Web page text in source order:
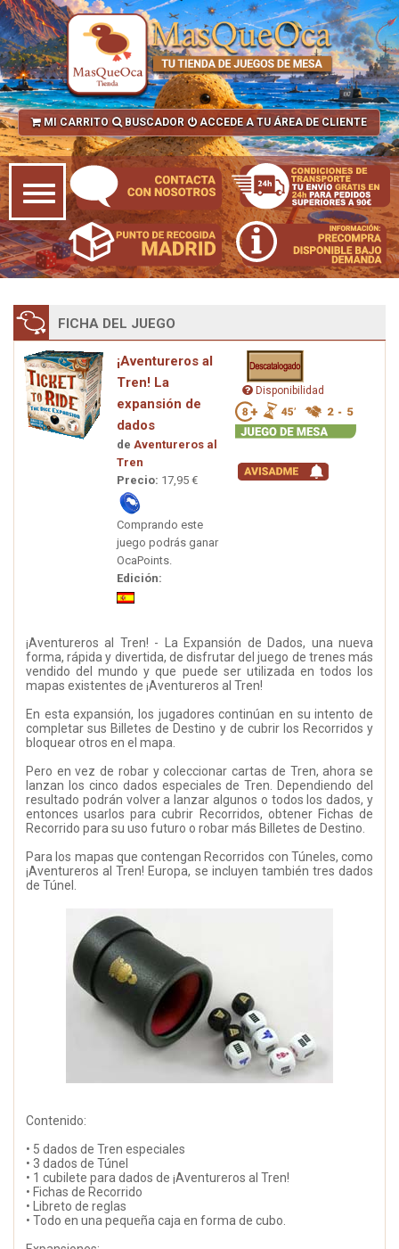
MI CARRITO BUSCADOR ACCEDE A TU ÁREA DE CLIENTE
FICHA DEL JUEGO
¡Aventureros al
Tren! La
expansión de
dados
de Aventureros al
Tren
Precio: 17,95 €
Comprando este
juego podrás ganar
OcaPoints.
Edición:
Disponibilidad
¡Aventureros al Tren! - La Expansión de Dados, una nueva
forma, rápida y divertida, de disfrutar del juego de trenes más
vendido del mundo y que puede ser utilizada en todos los
mapas existentes de ¡Aventureros al Tren!
En esta expansión, los jugadores continúan en su intento de
completar sus Billetes de Destino y de cubrir los Recorridos y
bloquear otros en el mapa.
Pero en vez de robar y coleccionar cartas de Tren, ahora se
lanzan los cinco dados especiales de Tren. Dependiendo del
resultado podrán volver a lanzar algunos o todos los dados, y
entonces usarlos para cubrir Recorridos, obtener Fichas de
Recorrido para su uso futuro o robar más Billetes de Destino.
Para los mapas que contengan Recorridos con Túneles, como
¡Aventureros al Tren! Europa, se incluyen también tres dados
de Túnel.
Contenido:
• 5 dados de Tren especiales
• 3 dados de Túnel
• 1 cubilete para dados de ¡Aventureros al Tren!
• Fichas de Recorrido
• Libreto de reglas
• Todo en una pequeña caja en forma de cubo.